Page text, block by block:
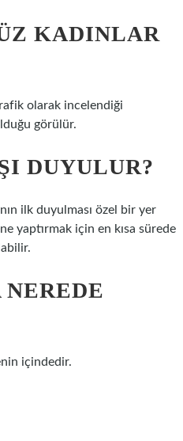
KADINLAR
olarak incelendiği
görülür.
DUYULUR?
ilk duyulması özel bir yer
yaptırmak için en kısa sürede
içindedir.